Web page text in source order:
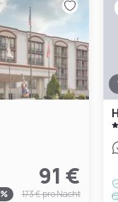
91 €
% 173 €pro Nacht